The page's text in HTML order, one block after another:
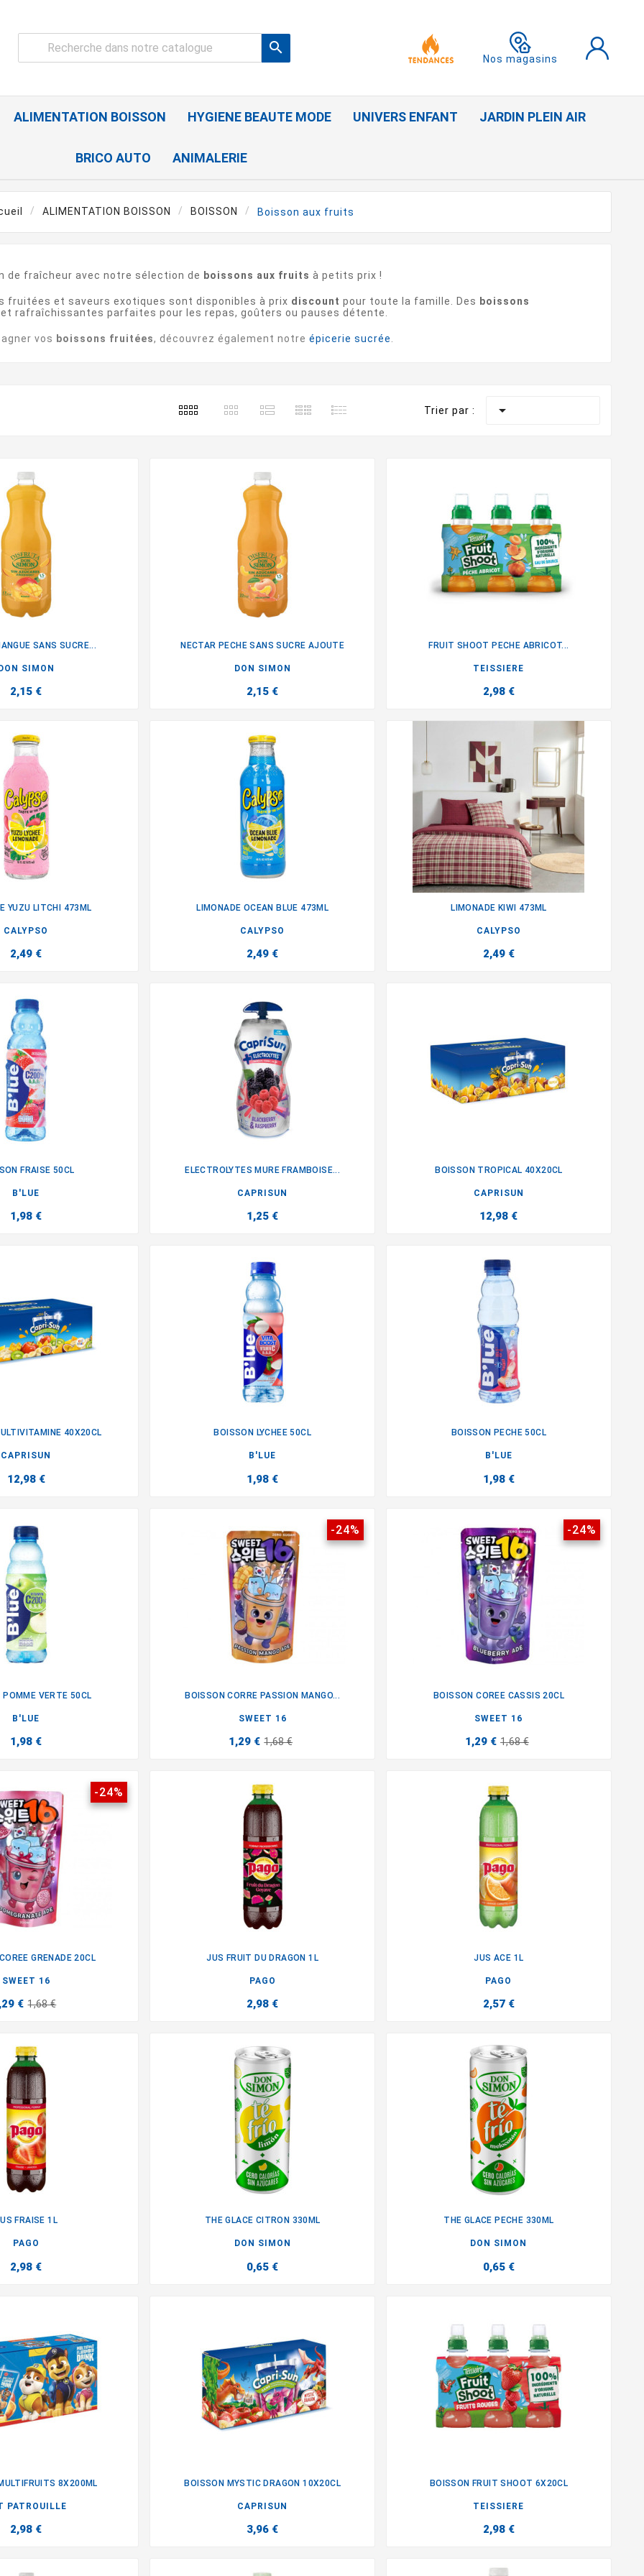

Nos magasins
ALIMENTATION BOISSON HYGIENE BEAUTE MODE UNIVERS ENFANT JARDIN PLEIN AIR
BRICO AUTO ANIMALERIE
ALIMENTATION BOISSON BOISSON Boisson aux fruits
de fraîcheur avec notre sélection de boissons aux fruits à petits prix !
fruitées et saveurs exotiques sont disponibles à prix discount pour toute la famille. Des boissons
rafraîchissantes parfaites pour les repas, goûters ou pauses détente.
vos boissons fruitées, découvrez également notreépicerie sucrée
Trier par : 
SANS SUCRE...
SIMON
2,15 €
NECTAR PECHE SANS SUCRE AJOUTE
DON SIMON
2,15 €
FRUIT SHOOT PECHE ABRICOT...
TEISSIERE
2,98 €
YUZU LITCHI 473ML
CALYPSO
2,49 €
LIMONADE OCEAN BLUE 473ML
CALYPSO
2,49 €
LIMONADE KIWI 473ML
CALYPSO
2,49 €
FRAISE 50CL
B'LUE
1,98 €
ELECTROLYTES MURE FRAMBOISE...
CAPRISUN
1,25 €
BOISSON TROPICAL 40X20CL
CAPRISUN
12,98 €
40X20CL
CAPRISUN
12,98 €
BOISSON LYCHEE 50CL
B'LUE
1,98 €
BOISSON PECHE 50CL
B'LUE
1,98 €
POMME VERTE 50CL
B'LUE
1,98 €
-24%
BOISSON CORRE PASSION MANGO...
SWEET 16
1,29 € 1,68 €
-24%
BOISSON COREE CASSIS 20CL
SWEET 16
1,29 € 1,68 €
-24%
GRENADE 20CL
SWEET 16
€ 1,68 €
JUS FRUIT DU DRAGON 1L
PAGO
2,98 €
JUS ACE 1L
PAGO
2,57 €
FRAISE 1L
PAGO
2,98 €
THE GLACE CITRON 330ML
DON SIMON
0,65 €
THE GLACE PECHE 330ML
DON SIMON
0,65 €
8X200ML
PATROUILLE
2,98 €
BOISSON MYSTIC DRAGON 10X20CL
CAPRISUN
3,96 €
BOISSON FRUIT SHOOT 6X20CL
TEISSIERE
2,98 €